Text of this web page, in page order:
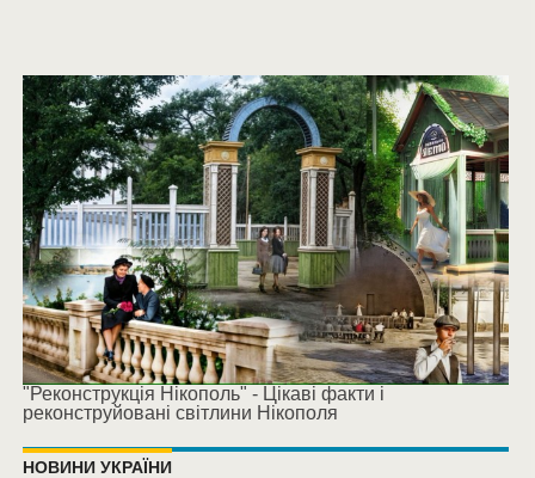
"Реконструкція Нікополь" - Цікаві факти і
реконструйовані світлини Нікополя
НОВИНИ УКРАЇНИ